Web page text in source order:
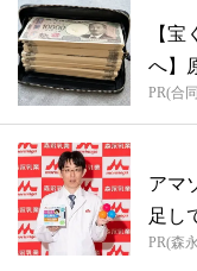
【
へ】
PR(合
アマ
足し
PR(森